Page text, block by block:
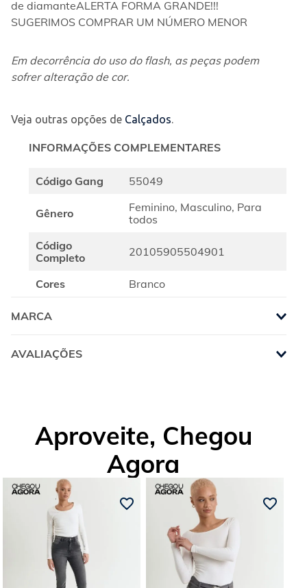
de diamanteALERTA FORMA GRANDE!!!
SUGERIMOS COMPRAR UM NÚMERO MENOR
Em decorrência do uso do flash, as peças podem
sofrer alteração de cor.
Veja outras opções de Calçados.
INFORMAÇÕES COMPLEMENTARES
Código Gang 55049
Gênero
Feminino, Masculino, Para
todos
Código
Completo
20105905504901
Cores Branco
MARCA
AVALIAÇÕES
Aproveite, Chegou
Agora